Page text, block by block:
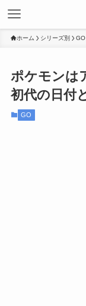
ホーム シリーズ別 GO
ポケモンは
初代の日付
GO